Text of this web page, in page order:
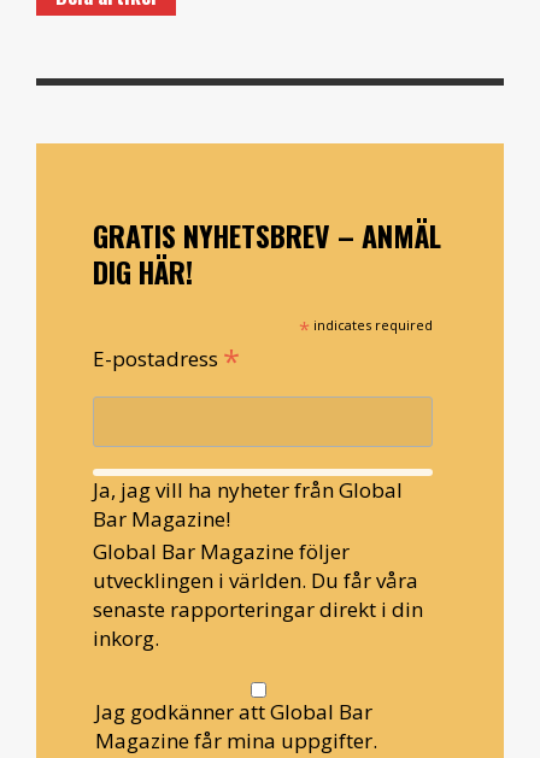
GRATIS NYHETSBREV – ANMÄL
DIG HÄR!
* indicates required
E-postadress *
Ja, jag vill ha nyheter från Global
Bar Magazine!
Global Bar Magazine följer
utvecklingen i världen. Du får våra
senaste rapporteringar direkt i din
inkorg.
Jag godkänner att Global Bar
Magazine får mina uppgifter.